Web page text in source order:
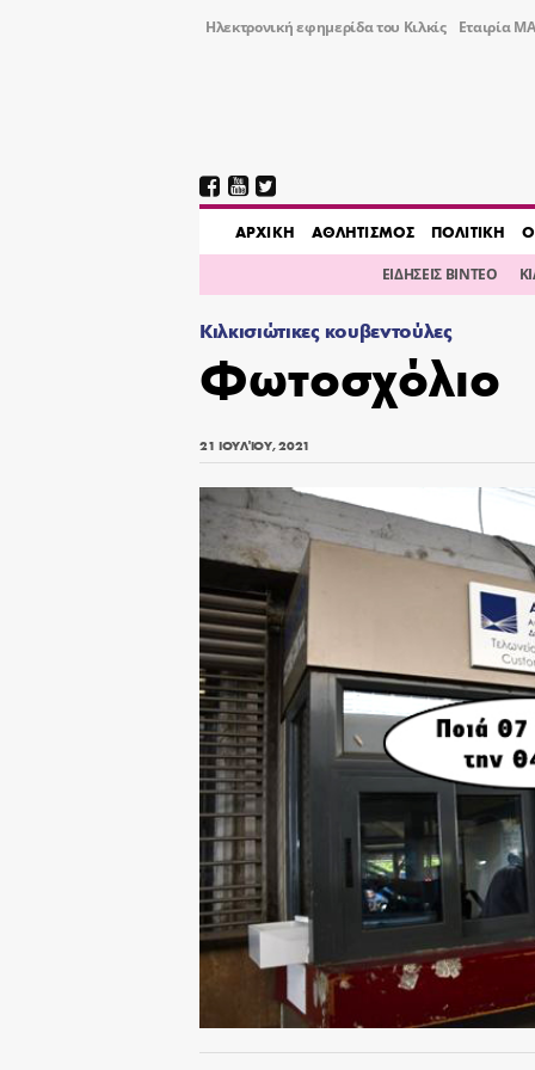
Ηλεκτρονική εφημερίδα του Κιλκίς Εταιρία
AΡΧΙΚΗ ΑΘΛΗΤΙΣΜΟΣ ΠΟΛΙΤΙΚΗ
ΕΙΔΗΣΕΙΣ ΒΙΝΤΕΟ
Κιλκισιώτικες κουβεντούλες
Φωτοσχόλιο
21 ΙΟΥΛΊΟΥ, 2021